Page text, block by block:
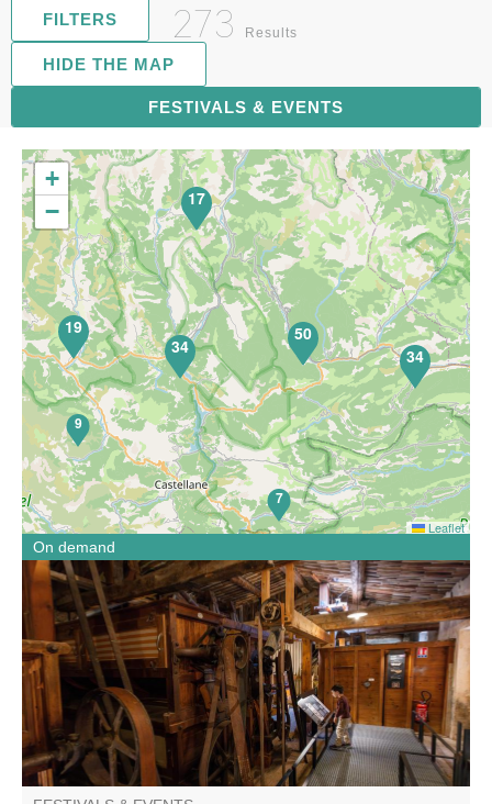
FILTERS 273 Results
FESTIVALS & EVENTS
HIDE THE MAP
A day combining industrial heritage and local discovery.
On demand
7
9
19
34
50
34
17
71
+
−
Leaflet